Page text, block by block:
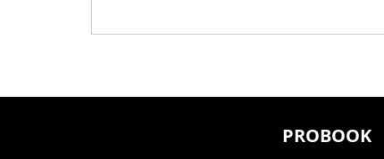
PROBOOK